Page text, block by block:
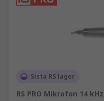
Sista RS lager
RS PRO Mikrofon 14